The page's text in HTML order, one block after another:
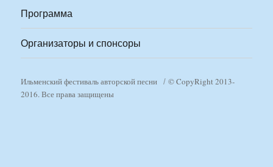
Программа
Организаторы и спонсоры
Ильменский фестиваль авторской песни
© CopyRight 2013-
2016. Все права защищены